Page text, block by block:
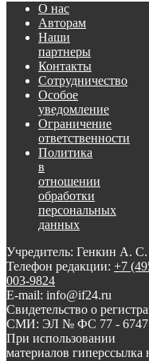
О нас
Авторам
Наши
партнеры
Контакты
Сотрудничество
Особое
уведомление
Ограничение
ответственности
Политика
в
отношении
обработки
персональных
данных
Учредитель: Генкин А. С.
Телефон редакции: +7
003-9824
E-mail: info@if24.ru
Свидетельство о
СМИ: ЭЛ № ФС 77 -
При использовании
материалов гиперссылка